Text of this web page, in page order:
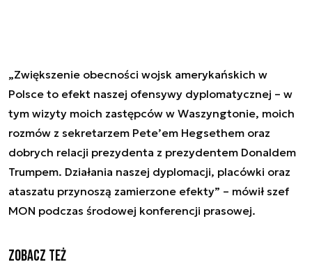
„Zwiększenie obecności wojsk amerykańskich w
Polsce to efekt naszej ofensywy dyplomatycznej – w
tym wizyty moich zastępców w Waszyngtonie, moich
rozmów z sekretarzem Pete’em Hegsethem oraz
dobrych relacji prezydenta z prezydentem Donaldem
Trumpem. Działania naszej dyplomacji, placówki oraz
ataszatu przynoszą zamierzone efekty” – mówił szef
MON podczas środowej konferencji prasowej.
Zobacz też